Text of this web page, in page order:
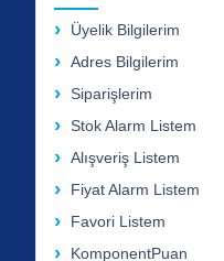
Üyelik Bilgilerim
Adres Bilgilerim
Siparişlerim
Stok Alarm Listem
Alışveriş Listem
Fiyat Alarm Listem
Favori Listem
KomponentPuan